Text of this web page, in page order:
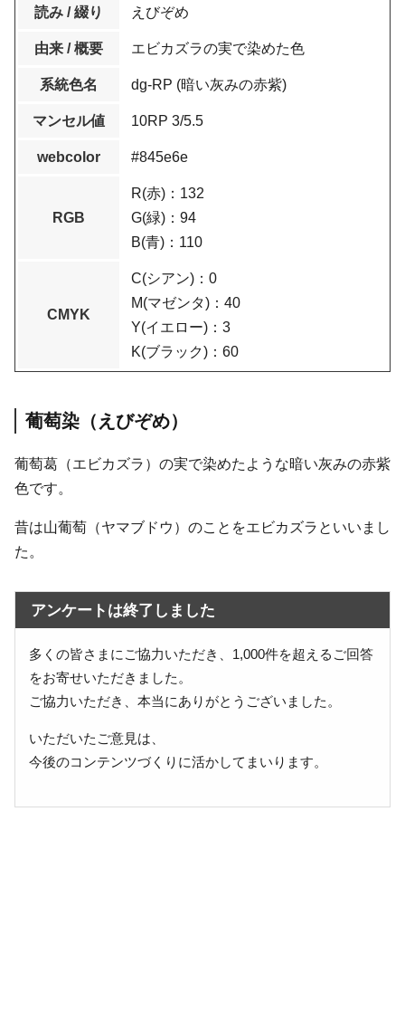
読み / 綴り えびぞめ
由来 / 概要 エビカズラの実で染めた色
系統色名 dg-RP (暗い灰みの赤紫)
マンセル値 10RP 3/5.5
webcolor #845e6e
RGB
R(赤)：132
G(緑)：94
B(青)：110
CMYK
C(シアン)：0
M(マゼンタ)：40
Y(イエロー)：3
K(ブラック)：60
葡萄染（えびぞめ）
葡萄葛（エビカズラ）の実で染めたような暗い灰みの赤紫
色です。
昔は山葡萄（ヤマブドウ）のことをエビカズラといいまし
た。
アンケートは終了しました
多くの皆さまにご協力いただき、1,000件を超えるご回答
をお寄せいただきました。
ご協力いただき、本当にありがとうございました。
いただいたご意見は、
今後のコンテンツづくりに活かしてまいります。